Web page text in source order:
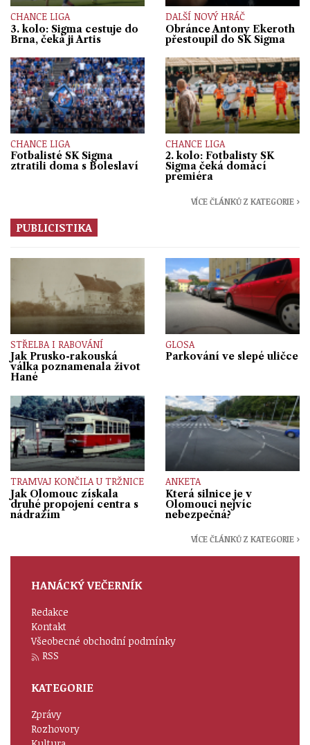
CHANCE LIGA
3. kolo: Sigma cestuje do
Brna, čeká ji Artis
DALŠÍ NOVÝ HRÁČ
Obránce Antony Ekeroth
přestoupil do SK Sigma
CHANCE LIGA
Fotbalisté SK Sigma
ztratili doma s Boleslaví
CHANCE LIGA
2. kolo: Fotbalisty SK
Sigma čeká domácí
premiéra
VÍCE ČLÁNKŮ Z KATEGORIE ›
PUBLICISTIKA
STŘELBA I RABOVÁNÍ
Jak Prusko-rakouská
válka poznamenala život
Hané
GLOSA
Parkování ve slepé uličce
TRAMVAJ KONČILA U TRŽNICE
Jak Olomouc získala
druhé propojení centra s
nádražím
ANKETA
Která silnice je v
Olomouci nejvíc
nebezpečná?
VÍCE ČLÁNKŮ Z KATEGORIE ›
HANÁCKÝ VEČERNÍK
Redakce
Kontakt
Všeobecné obchodní podmínky
RSS
KATEGORIE
Zprávy
Rozhovory